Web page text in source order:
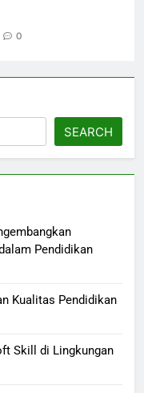
0
SEARCH
Pendidikan
Kualitas Pendidikan
Skill di Lingkungan